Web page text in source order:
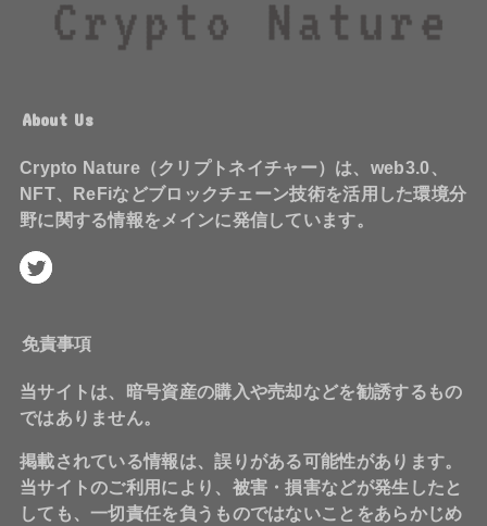
About Us
Crypto Nature（クリプトネイチャー）は、web3.0、
NFT、ReFiなどブロックチェーン技術を活用した環境分
野に関する情報をメインに発信しています。
免責事項
当サイトは、暗号資産の購入や売却などを勧誘するもの
ではありません。
掲載されている情報は、誤りがある可能性があります。
当サイトのご利用により、被害・損害などが発生したと
しても、一切責任を負うものではないことをあらかじめ